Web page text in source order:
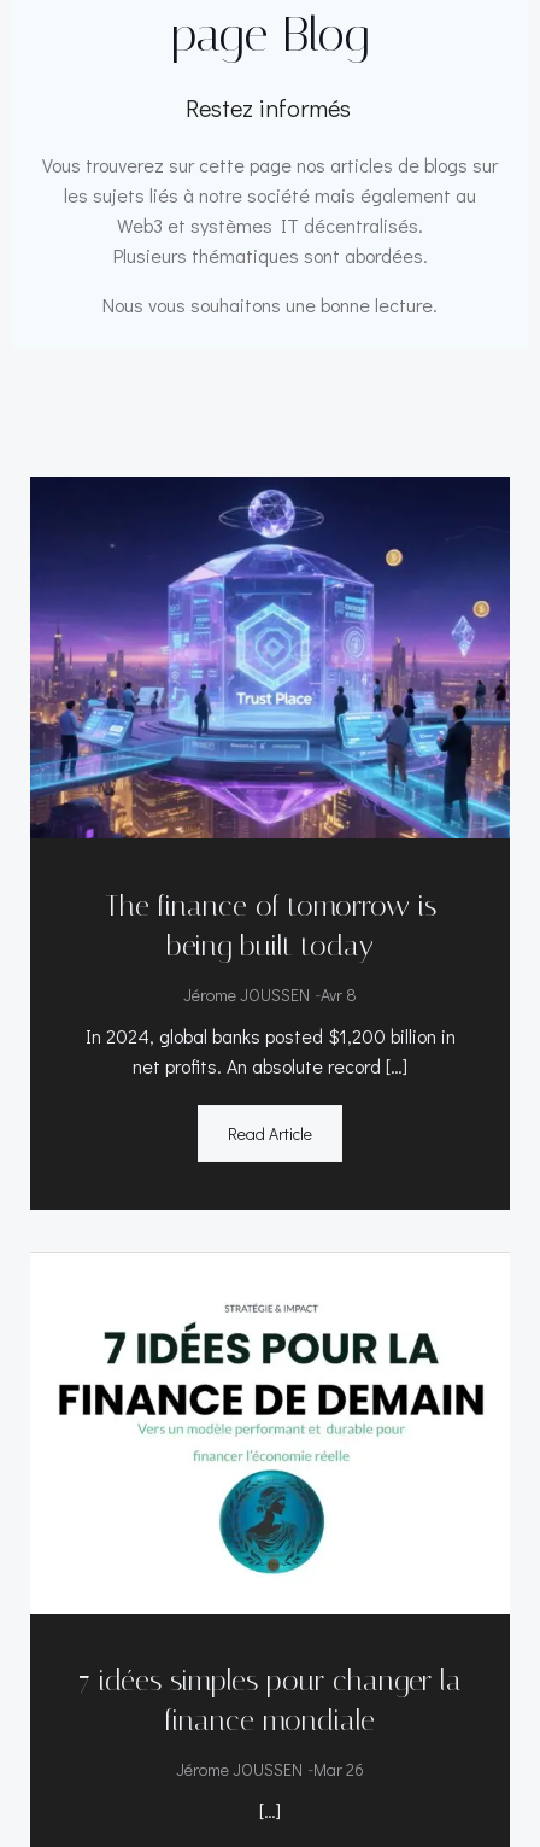
page Blog
Restez informés
Vous trouverez sur cette page nos articles de blogs sur
les sujets liés à notre société mais également au
Web3 et systèmes IT décentralisés.
Plusieurs thématiques sont abordées.
Nous vous souhaitons une bonne lecture.
The finance of tomorrow is
being built today
Jérome JOUSSEN -Avr 8
In 2024, global banks posted $1,200 billion in
net profits. An absolute record […]
Read Article
7 idées simples pour changer la
finance mondiale
Jérome JOUSSEN -Mar 26
[…]